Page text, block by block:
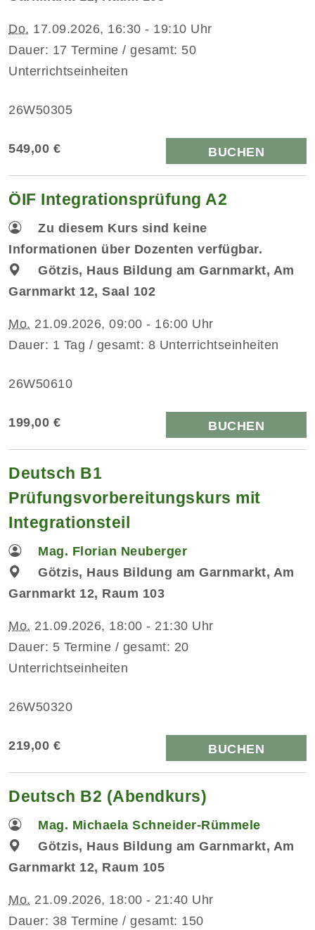
Do. 17.09.2026, 16:30 - 19:10 Uhr
Dauer: 17 Termine / gesamt: 50
Unterrichtseinheiten
26W50305
549,00 € BUCHEN
ÖIF Integrationsprüfung A2
Zu diesem Kurs sind keine
Informationen über Dozenten verfügbar.
Götzis, Haus Bildung am Garnmarkt, Am
Garnmarkt 12, Saal 102
Mo. 21.09.2026, 09:00 - 16:00 Uhr
Dauer: 1 Tag / gesamt: 8 Unterrichtseinheiten
26W50610
199,00 € BUCHEN
Deutsch B1
Prüfungsvorbereitungskurs mit
Integrationsteil
Mag. Florian Neuberger
Götzis, Haus Bildung am Garnmarkt, Am
Garnmarkt 12, Raum 103
Mo. 21.09.2026, 18:00 - 21:30 Uhr
Dauer: 5 Termine / gesamt: 20
Unterrichtseinheiten
26W50320
219,00 € BUCHEN
Deutsch B2 (Abendkurs)
Mag. Michaela Schneider-Rümmele
Götzis, Haus Bildung am Garnmarkt, Am
Garnmarkt 12, Raum 105
Mo. 21.09.2026, 18:00 - 21:40 Uhr
Dauer: 38 Termine / gesamt: 150